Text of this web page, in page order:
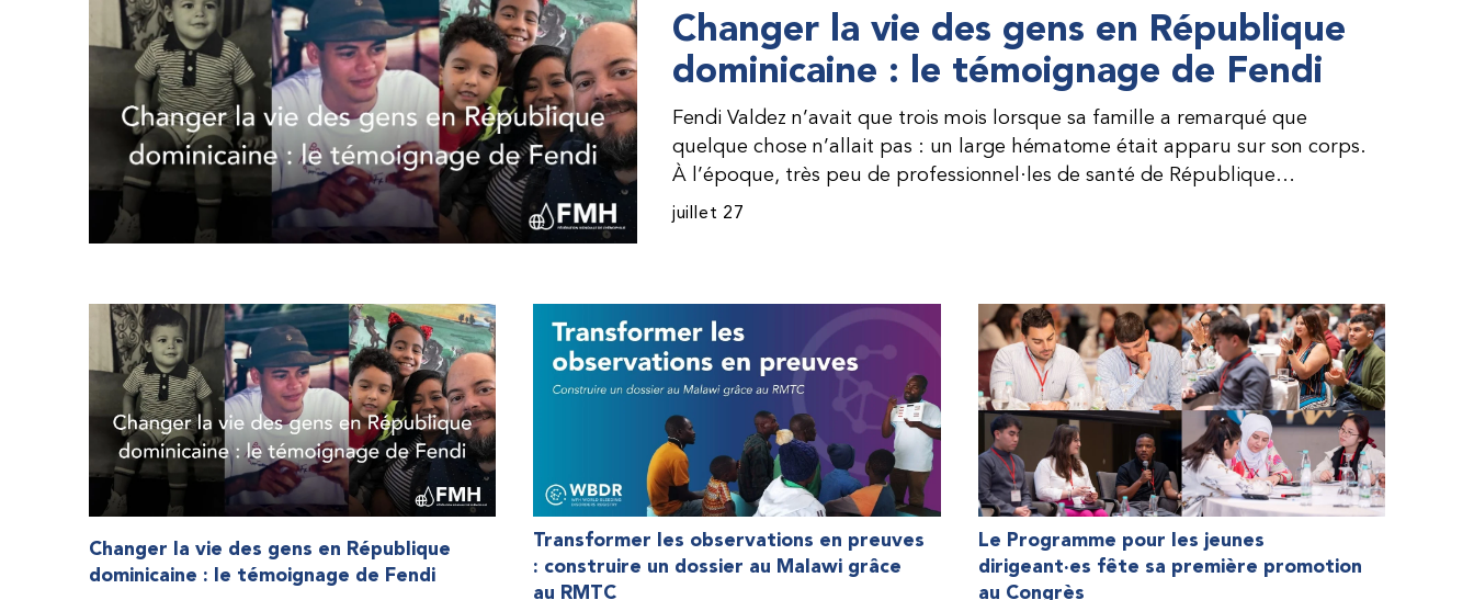
Changer la vie des gens en République
dominicaine : le témoignage de Fendi
Fendi Valdez n’avait que trois mois lorsque sa famille a remarqué que
quelque chose n’allait pas : un large hématome était apparu sur son corps.
À l’époque, très peu de professionnel·les de santé de République
dominicaine connaissaient l’hémophilie, ce qui rendait son diagnostic difficile.
une dose inférieure à celle prescrite. À cause de ces soins limités, il avait
fréquemment des saignements, manquait l’école, était hospitalisé, et a fini
par développer des problèmes très graves aux deux genoux. Ce n’est que
lorsque Fendi a commencé à recevoir des dons de facteur fournis par le
Programme d’aide humanitaire de la Fédération mondiale de l’hémophilie
qu’il a retrouvé l’espoir d’une vie meilleure.
juillet 27
Changer la vie des gens en République
dominicaine : le témoignage de Fendi
Transformer les observations en preuves
: construire un dossier au Malawi grâce
au RMTC
Le Programme pour les jeunes
dirigeant·es fête sa première promotion
au Congrès